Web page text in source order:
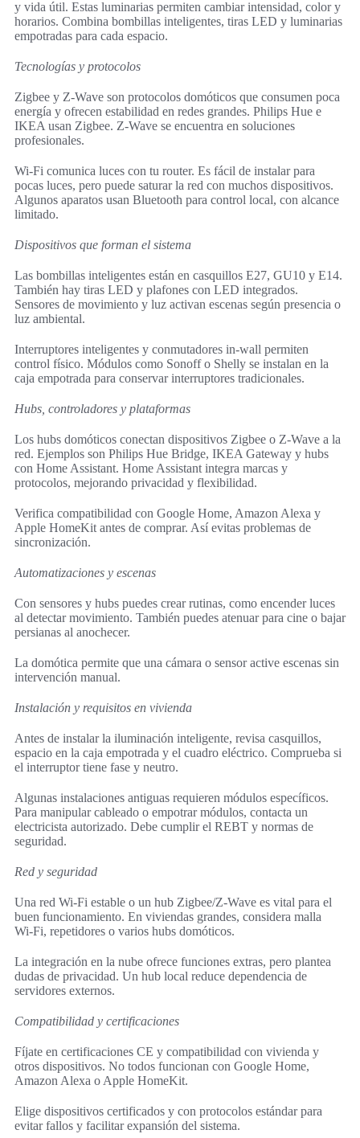
y vida útil. Estas luminarias permiten cambiar intensidad, color y
horarios. Combina bombillas inteligentes, tiras LED y luminarias
empotradas para cada espacio.
Tecnologías y protocolos
Zigbee y Z-Wave son protocolos domóticos que consumen poca
energía y ofrecen estabilidad en redes grandes. Philips Hue e
IKEA usan Zigbee. Z-Wave se encuentra en soluciones
profesionales.
Wi‑Fi comunica luces con tu router. Es fácil de instalar para
pocas luces, pero puede saturar la red con muchos dispositivos.
Algunos aparatos usan Bluetooth para control local, con alcance
limitado.
Dispositivos que forman el sistema
Las bombillas inteligentes están en casquillos E27, GU10 y E14.
También hay tiras LED y plafones con LED integrados.
Sensores de movimiento y luz activan escenas según presencia o
luz ambiental.
Interruptores inteligentes y conmutadores in‑wall permiten
control físico. Módulos como Sonoff o Shelly se instalan en la
caja empotrada para conservar interruptores tradicionales.
Hubs, controladores y plataformas
Los hubs domóticos conectan dispositivos Zigbee o Z-Wave a la
red. Ejemplos son Philips Hue Bridge, IKEA Gateway y hubs
con Home Assistant. Home Assistant integra marcas y
protocolos, mejorando privacidad y flexibilidad.
Verifica compatibilidad con Google Home, Amazon Alexa y
Apple HomeKit antes de comprar. Así evitas problemas de
sincronización.
Automatizaciones y escenas
Con sensores y hubs puedes crear rutinas, como encender luces
al detectar movimiento. También puedes atenuar para cine o bajar
persianas al anochecer.
La domótica permite que una cámara o sensor active escenas sin
intervención manual.
Instalación y requisitos en vivienda
Antes de instalar la iluminación inteligente, revisa casquillos,
espacio en la caja empotrada y el cuadro eléctrico. Comprueba si
el interruptor tiene fase y neutro.
Algunas instalaciones antiguas requieren módulos específicos.
Para manipular cableado o empotrar módulos, contacta un
electricista autorizado. Debe cumplir el REBT y normas de
seguridad.
Red y seguridad
Una red Wi‑Fi estable o un hub Zigbee/Z-Wave es vital para el
buen funcionamiento. En viviendas grandes, considera malla
Wi‑Fi, repetidores o varios hubs domóticos.
La integración en la nube ofrece funciones extras, pero plantea
dudas de privacidad. Un hub local reduce dependencia de
servidores externos.
Compatibilidad y certificaciones
Fíjate en certificaciones CE y compatibilidad con vivienda y
otros dispositivos. No todos funcionan con Google Home,
Amazon Alexa o Apple HomeKit.
Elige dispositivos certificados y con protocolos estándar para
evitar fallos y facilitar expansión del sistema.